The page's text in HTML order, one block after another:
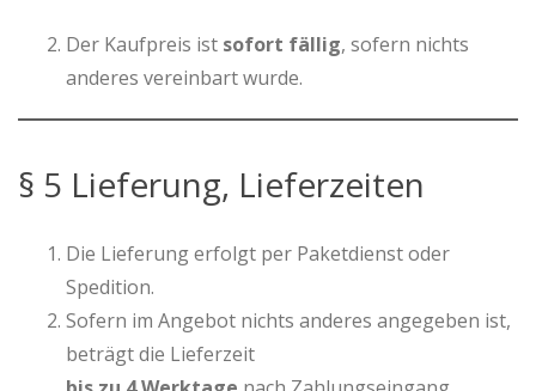
Der Kaufpreis ist sofort fällig, sofern nichts
anderes vereinbart wurde.
§ 5 Lieferung, Lieferzeiten
Die Lieferung erfolgt per Paketdienst oder
Spedition.
Sofern im Angebot nichts anderes angegeben ist,
beträgt die Lieferzeit